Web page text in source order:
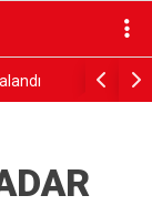
olayın firari